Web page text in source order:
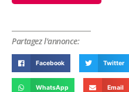
Partagez l'annonce:
Facebook Twitter
WhatsApp Email